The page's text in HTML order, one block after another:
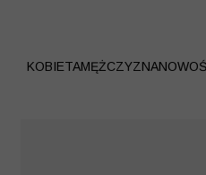
KOBIETAMĘŻCZYZNA